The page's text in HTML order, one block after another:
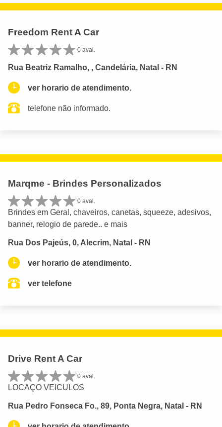
Freedom Rent A Car
0 aval.
Rua Beatriz Ramalho, , Candelária, Natal - RN
ver horario de atendimento.
telefone não informado.
Marqme - Brindes Personalizados
0 aval.
Brindes em Geral, chaveiros, canetas, squeeze, adesivos,
banner, relogio de parede.. e mais
Rua Dos Pajeús, 0, Alecrim, Natal - RN
ver horario de atendimento.
ver telefone
Drive Rent A Car
0 aval.
LOCAÇO VEICULOS
Rua Pedro Fonseca Fo., 89, Ponta Negra, Natal - RN